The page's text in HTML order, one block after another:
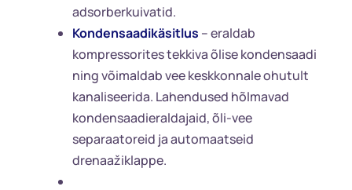
adsorberkuivatid.
Kondensaadikäsitlus – eraldab
kompressorites tekkiva õlise kondensaadi
ning võimaldab vee keskkonnale ohutult
kanaliseerida. Lahendused hõlmavad
kondensaadieraldajaid, õli-vee
separaatoreid ja automaatseid
drenaažiklappe.